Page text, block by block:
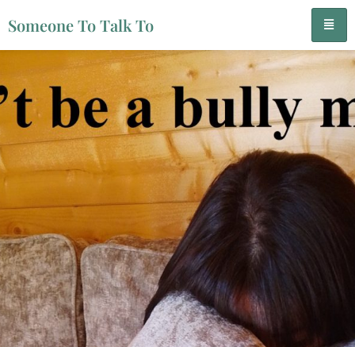
Someone To Talk To